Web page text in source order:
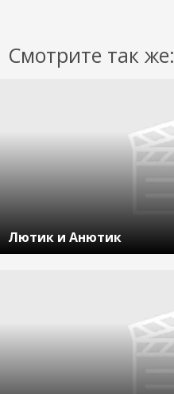
Смотрите так же:
Лютик и Анютик